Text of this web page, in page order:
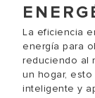
La eficiencia
energía para
reduciendo al
un hogar,
inteligente y